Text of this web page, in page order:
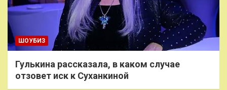
ШОУБИЗ
Гулькина рассказала, в каком случае
отзовет иск к Суханкиной